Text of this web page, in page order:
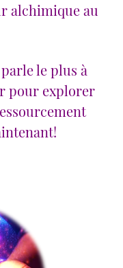
alchimique au
le plus à
pour explorer